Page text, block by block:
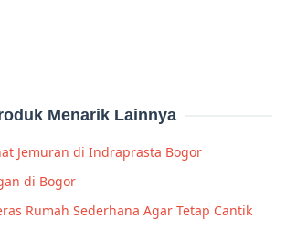
Menarik Lainnya
Jemuran di Indraprasta Bogor
di Bogor
Rumah Sederhana Agar Tetap Cantik